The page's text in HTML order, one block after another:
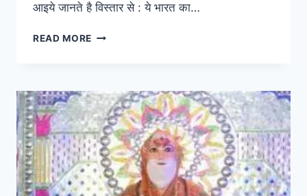
आइये जानते है विस्तार से : ये भारत का…
READ MORE DIGITAL
रुपी,डिजिटल
रुपी
के
लाभ,क्रिप्टोकरेंसी
और
डिजिटल
रुपी
में